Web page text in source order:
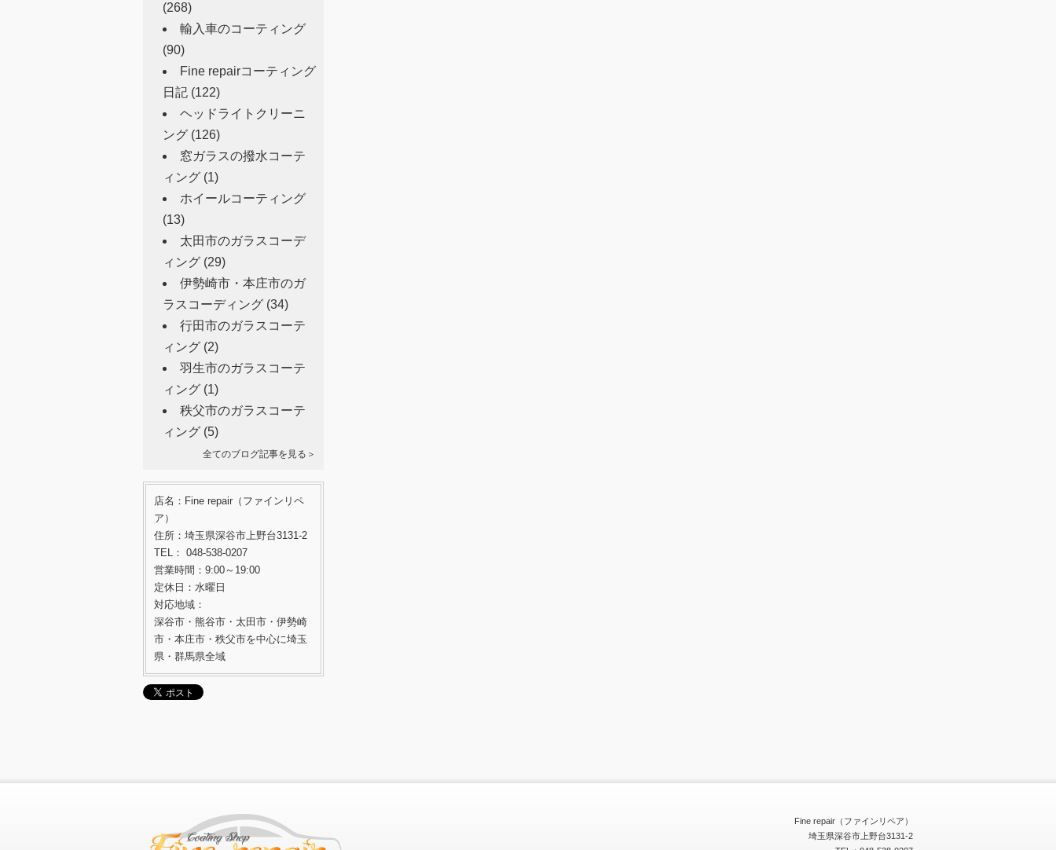
(268)
輸入車のコーティング
(90)
Fine repairコーティング
日記 (122)
ヘッドライトクリーニ
ング (126)
窓ガラスの撥水コーテ
ィング (1)
ホイールコーティング
(13)
太田市のガラスコーデ
ィング (29)
伊勢崎市・本庄市のガ
ラスコーディング (34)
行田市のガラスコーテ
ィング (2)
羽生市のガラスコーテ
ィング (1)
秩父市のガラスコーテ
ィング (5)
全てのブログ記事を見る＞
店名：Fine repair（ファインリペ
ア）
住所：埼玉県深谷市上野台3131-2
TEL： 048-538-0207
営業時間：9:00～19:00
定休日：水曜日
対応地域：
深谷市・熊谷市・太田市・伊勢崎
市・本庄市・秩父市を中心に埼玉
県・群馬県全域
Fine repair（ファインリペア）
埼玉県深谷市上野台3131-2